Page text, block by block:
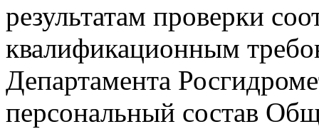
результатам проверки
квалификационным
Департамента
персональный состав